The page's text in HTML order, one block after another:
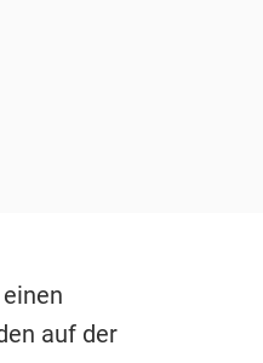
auf der